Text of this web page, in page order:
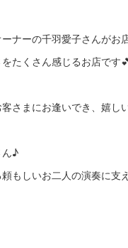
ナーの千羽愛子さんが
たくさん感じるお店です
さまにお逢いでき、嬉し
ん♪
もしいお二人の演奏に